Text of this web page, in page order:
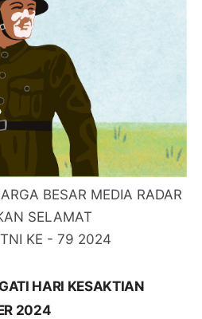
BESAR MEDIA RADAR
SELAMAT
KE - 79 2024
HARI KESAKTIAN
2024